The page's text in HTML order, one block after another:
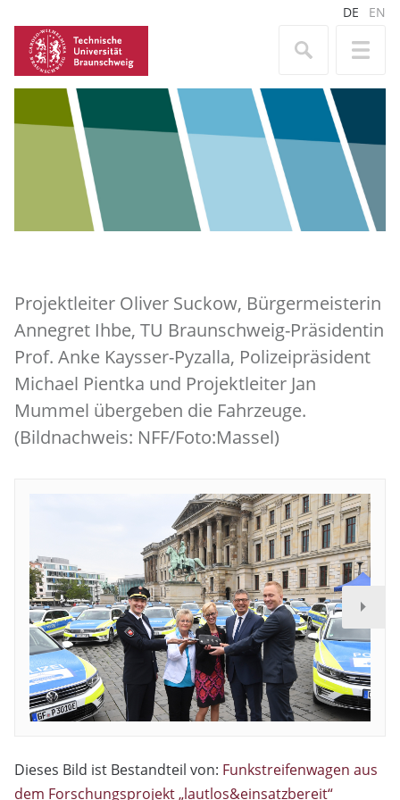
DE EN
Projektleiter Oliver Suckow, Bürgermeisterin
Annegret Ihbe, TU Braunschweig-Präsidentin
Prof. Anke Kaysser-Pyzalla, Polizeipräsident
Michael Pientka und Projektleiter Jan
Mummel übergeben die Fahrzeuge.
(Bildnachweis: NFF/Foto:Massel)
Dieses Bild ist Bestandteil von: Funkstreifenwagen aus
dem Forschungsprojekt „lautlos&einsatzbereit“